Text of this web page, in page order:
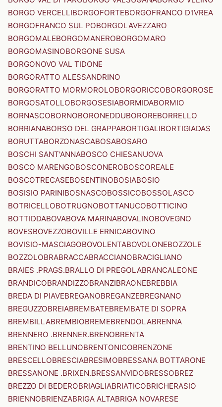
BORGO VERCELLIBORGOFORTEBORGOFRANCO D'IVREA
BORGOFRANCO SUL POBORGOLAVEZZARO
BORGOMALEBORGOMANEROBORGOMARO
BORGOMASINOBORGONE SUSA
BORGONOVO VAL TIDONE
BORGORATTO ALESSANDRINO
BORGORATTO MORMOROLOBORGORICCOBORGOROSE
BORGOSATOLLOBORGOSESIABORMIDABORMIO
BORNASCOBORNOBORONEDDUBOROREBORRELLO
BORRIANABORSO DEL GRAPPABORTIGALIBORTIGIADAS
BORUTTABORZONASCABOSABOSARO
BOSCHI SANT'ANNABOSCO CHIESANUOVA
BOSCO MARENGOBOSCONEROBOSCOREALE
BOSCOTRECASEBOSENTINOBOSIABOSIO
BOSISIO PARINIBOSNASCOBOSSICOBOSSOLASCO
BOTRICELLOBOTRUGNOBOTTANUCOBOTTICINO
BOTTIDDABOVABOVA MARINABOVALINOBOVEGNO
BOVESBOVEZZOBOVILLE ERNICABOVINO
BOVISIO-MASCIAGOBOVOLENTABOVOLONEBOZZOLE
BOZZOLOBRABRACCABRACCIANOBRACIGLIANO
BRAIES .PRAGS.BRALLO DI PREGOLABRANCALEONE
BRANDICOBRANDIZZOBRANZIBRAONEBREBBIA
BREDA DI PIAVEBREGANOBREGANZEBREGNANO
BREGUZZOBREIABREMBATEBREMBATE DI SOPRA
BREMBILLABREMBIOBREMEBRENDOLABRENNA
BRENNERO .BRENNER.BRENOBRENTA
BRENTINO BELLUNOBRENTONICOBRENZONE
BRESCELLOBRESCIABRESIMOBRESSANA BOTTARONE
BRESSANONE .BRIXEN.BRESSANVIDOBRESSOBREZ
BREZZO DI BEDEROBRIAGLIABRIATICOBRICHERASIO
BRIENNOBRIENZABRIGA ALTABRIGA NOVARESE